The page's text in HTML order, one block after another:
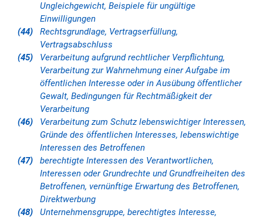
Ungleichgewicht, Beispiele für ungültige
Einwilligungen
(44)
Rechtsgrundlage, Vertragserfüllung,
Vertragsabschluss
(45)
Verarbeitung aufgrund rechtlicher Verpflichtung,
Verarbeitung zur Wahrnehmung einer Aufgabe im
öffentlichen Interesse oder in Ausübung öffentlicher
Gewalt, Bedingungen für Rechtmäßigkeit der
Verarbeitung
(46)
Verarbeitung zum Schutz lebenswichtiger Interessen,
Gründe des öffentlichen Interesses, lebenswichtige
Interessen des Betroffenen
(47)
berechtigte Interessen des Verantwortlichen,
Interessen oder Grundrechte und Grundfreiheiten des
Betroffenen, vernünftige Erwartung des Betroffenen,
Direktwerbung
(48)
Unternehmensgruppe, berechtigtes Interesse,